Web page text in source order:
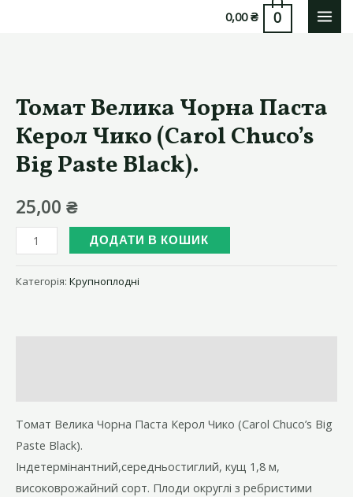
0,00₴ 0
Томат Велика Чорна Паста
Керол Чико (Carol Chuco’s
Big Paste Black).
25,00 ₴
Томат
Велика
Чорна
Paste
Black).
кількість
ДОДАТИ В КОШИК
Категорія: Крупноплодні
Томат Велика Чорна Паста Керол Чико (Carol Chuco’s Big
Paste Black).
Індетермінантний,середньостиглий, кущ 1,8 м,
високоврожайний сорт. Плоди округлі з ребристими